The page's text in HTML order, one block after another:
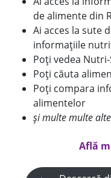
de alimente din
Ai acces la sute
informațiile
Poți vedea
Poți căuta
Poți compara
alimentelor
și multe multe
Află